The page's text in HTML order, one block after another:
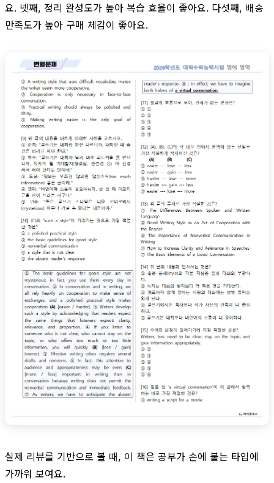
요. 넷째, 정리 완성도가 높아 복습 효율이 좋아요. 다섯째, 배송
만족도가 높아 구매 체감이 좋아요.
실제 리뷰를 기반으로 볼 때, 이 책은 공부가 손에 붙는 타입에
가까워 보여요.